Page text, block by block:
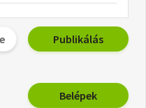
Publikálás
Belépek